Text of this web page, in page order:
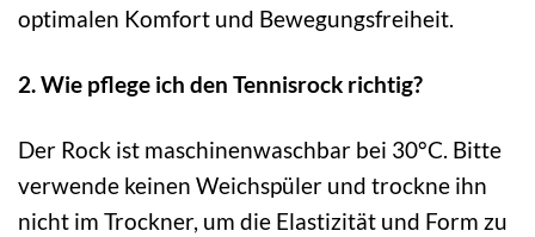
optimalen Komfort und Bewegungsfreiheit.
2. Wie pflege ich den Tennisrock richtig?
Der Rock ist maschinenwaschbar bei 30°C. Bitte
verwende keinen Weichspüler und trockne ihn
nicht im Trockner, um die Elastizität und Form zu